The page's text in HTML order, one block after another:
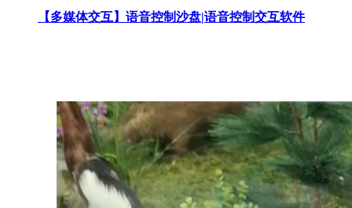
【多媒体交互】语音控制沙盘|语音控制交互软件